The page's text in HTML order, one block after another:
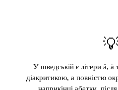
У шведській є літери å,
діакритикою, а повністю
наприкінці абетки,